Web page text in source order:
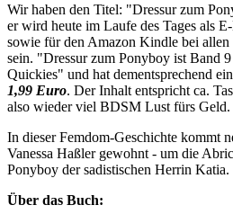
Wir haben den Titel: "Dressur zum
er wird heute im Laufe des Tages als
sowie für den Amazon Kindle bei
sein. "Dressur zum Ponyboy ist Band
Quickies" und hat dementsprechend
1,99 Euro. Der Inhalt entspricht ca.
also wieder viel BDSM Lust fürs Geld.
In dieser Femdom-Geschichte kommt
Vanessa Haßler gewohnt - um die
Ponyboy der sadistischen Herrin Katia.
Über das Buch: